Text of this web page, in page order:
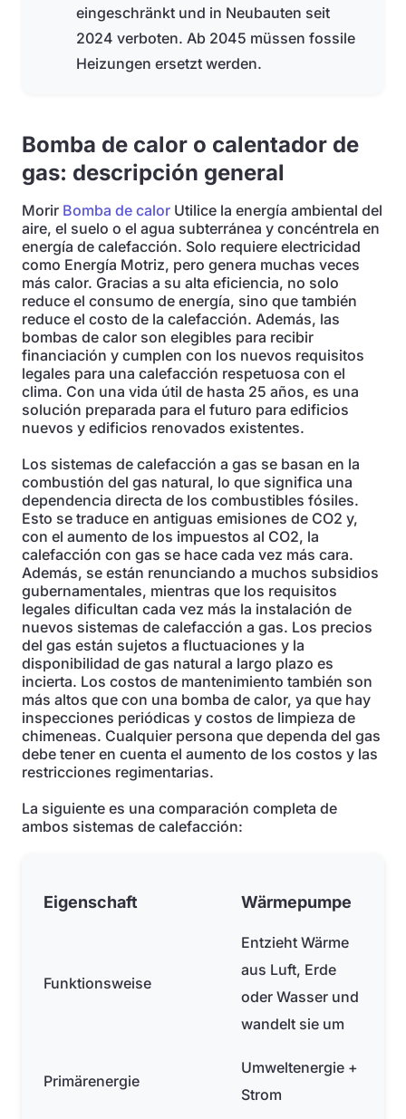
eingeschränkt und in Neubauten seit
2024 verboten. Ab 2045 müssen fossile
Heizungen ersetzt werden.
Bomba de calor o calentador de
gas: descripción general
Morir Bomba de calor Utilice la energía ambiental del
aire, el suelo o el agua subterránea y concéntrela en
energía de calefacción. Solo requiere electricidad
como Energía Motriz, pero genera muchas veces
más calor. Gracias a su alta eficiencia, no solo
reduce el consumo de energía, sino que también
reduce el costo de la calefacción. Además, las
bombas de calor son elegibles para recibir
financiación y cumplen con los nuevos requisitos
legales para una calefacción respetuosa con el
clima. Con una vida útil de hasta 25 años, es una
solución preparada para el futuro para edificios
nuevos y edificios renovados existentes.
Los sistemas de calefacción a gas se basan en la
combustión del gas natural, lo que significa una
dependencia directa de los combustibles fósiles.
Esto se traduce en antiguas emisiones de CO2 y,
con el aumento de los impuestos al CO2, la
calefacción con gas se hace cada vez más cara.
Además, se están renunciando a muchos subsidios
gubernamentales, mientras que los requisitos
legales dificultan cada vez más la instalación de
nuevos sistemas de calefacción a gas. Los precios
del gas están sujetos a fluctuaciones y la
disponibilidad de gas natural a largo plazo es
incierta. Los costos de mantenimiento también son
más altos que con una bomba de calor, ya que hay
inspecciones periódicas y costos de limpieza de
chimeneas. Cualquier persona que dependa del gas
debe tener en cuenta el aumento de los costos y las
restricciones regimentarias.
La siguiente es una comparación completa de
ambos sistemas de calefacción:
Eigenschaft Wärmepumpe
Funktionsweise
Entzieht Wärme
aus Luft, Erde
oder Wasser und
wandelt sie um
Primärenergie
Umweltenergie +
Strom